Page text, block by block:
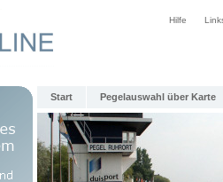
Hilfe
Start Pegelauswahl über Karte